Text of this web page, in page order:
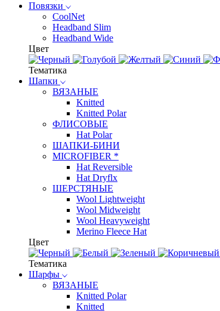
Повязки
CoolNet
Headband Slim
Headband Wide
Цвет
Тематика
Шапки
ВЯЗАНЫЕ
Knitted
Knitted Polar
ФЛИСОВЫЕ
Hat Polar
ШАПКИ-БИНИ
MICROFIBER *
Hat Reversible
Hat Dryflx
ШЕРСТЯНЫЕ
Wool Lightweight
Wool Midweight
Wool Heavyweight
Merino Fleece Hat
Цвет
Тематика
Шарфы
ВЯЗАНЫЕ
Knitted Polar
Knitted